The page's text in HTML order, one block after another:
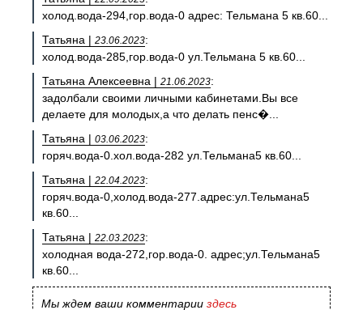
холод.вода-294,гор.вода-0 адрес: Тельмана 5 кв.60...
Татьяна | 23.06.2023:
холод.вода-285,гор.вода-0 ул.Тельмана 5 кв.60...
Татьяна Алексеевна | 21.06.2023:
задолбали своими личными кабинетами.Вы все
делаете для молодых,а что делать пенс�...
Татьяна | 03.06.2023:
горяч.вода-0.хол.вода-282 ул.Тельмана5 кв.60...
Татьяна | 22.04.2023:
горяч.вода-0,холод.вода-277.адрес:ул.Тельмана5
кв.60...
Татьяна | 22.03.2023:
холодная вода-272,гор.вода-0. адрес;ул.Тельмана5
кв.60...
Мы ждем ваши комментарии здесь